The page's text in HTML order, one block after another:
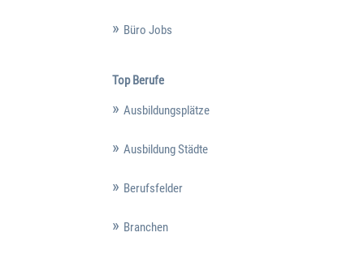
Büro Jobs
Top Berufe
Ausbildungsplätze
Ausbildung Städte
Berufsfelder
Branchen